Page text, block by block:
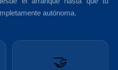
autónoma.
🤝